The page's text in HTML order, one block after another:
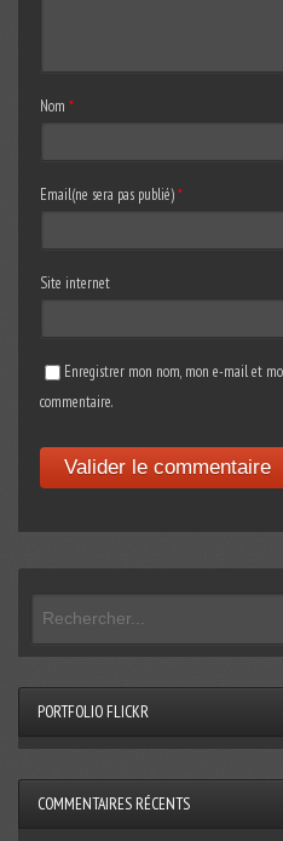
Nom *
Email(ne sera pas publié)*
Site internet
Enregistrer mon nom, mon e-mail et
commentaire.
PORTFOLIO FLICKR
COMMENTAIRES RÉCENTS